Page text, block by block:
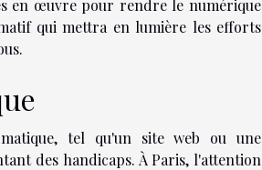
en œuvre pour rendre le numérique
qui mettra en lumière les efforts
tel qu'un site web ou une
des handicaps. À Paris, l'attention